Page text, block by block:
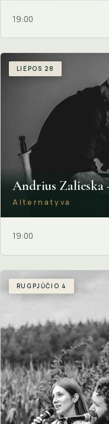
19:00
LIEPOS 28
Andrius Zalieska
Alternatyva
19:00
RUGPJŪČIO 4